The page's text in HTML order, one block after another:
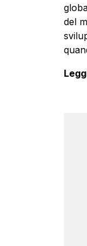
del